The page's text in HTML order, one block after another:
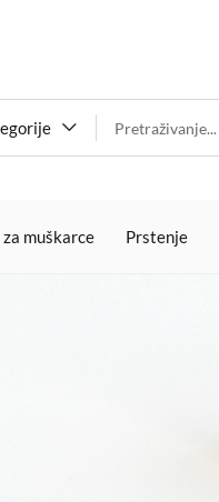
muškarce Prstenje